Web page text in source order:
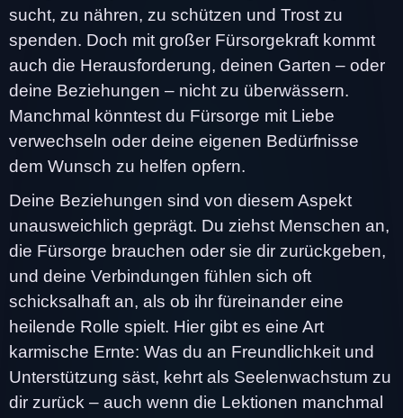
sucht, zu nähren, zu schützen und Trost zu
spenden. Doch mit großer Fürsorgekraft kommt
auch die Herausforderung, deinen Garten – oder
deine Beziehungen – nicht zu überwässern.
Manchmal könntest du Fürsorge mit Liebe
verwechseln oder deine eigenen Bedürfnisse
dem Wunsch zu helfen opfern.
Deine Beziehungen sind von diesem Aspekt
unausweichlich geprägt. Du ziehst Menschen an,
die Fürsorge brauchen oder sie dir zurückgeben,
und deine Verbindungen fühlen sich oft
schicksalhaft an, als ob ihr füreinander eine
heilende Rolle spielt. Hier gibt es eine Art
karmische Ernte: Was du an Freundlichkeit und
Unterstützung säst, kehrt als Seelenwachstum zu
dir zurück – auch wenn die Lektionen manchmal